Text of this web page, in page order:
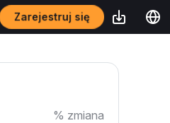
Zarejestruj się
% zmiana